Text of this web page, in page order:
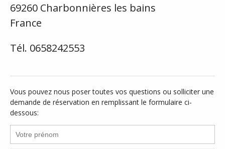
69260 Charbonnières les bains
France
Tél. 0658242553
Vous pouvez nous poser toutes vos questions ou solliciter une
demande de réservation en remplissant le formulaire ci-
dessous: